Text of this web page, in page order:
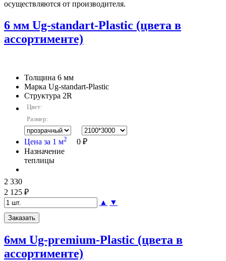
осуществляются от производителя.
6 мм Ug-standart-Plastic (цвета в
ассортименте)
Толщина 6 мм
Марка Ug-standart-Plastic
Структура 2R
Цвет:
Размер:
Цена за 1 м2
0 ₽
Назначение
теплицы
2 330
2 125 ₽
▲
▼
6мм Ug-premium-Plastic (цвета в
ассортименте)